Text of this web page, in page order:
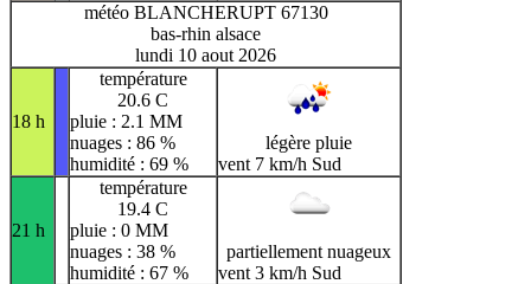
météo BLANCHERUPT 67130
bas-rhin alsace
lundi 10 aout 2026
18 h
température
20.6 C
pluie : 2.1 MM
nuages : 86 %
humidité : 69 %
légère pluie
vent 7 km/h Sud
21 h
température
19.4 C
pluie : 0 MM
nuages : 38 %
humidité : 67 %
partiellement nuageux
vent 3 km/h Sud